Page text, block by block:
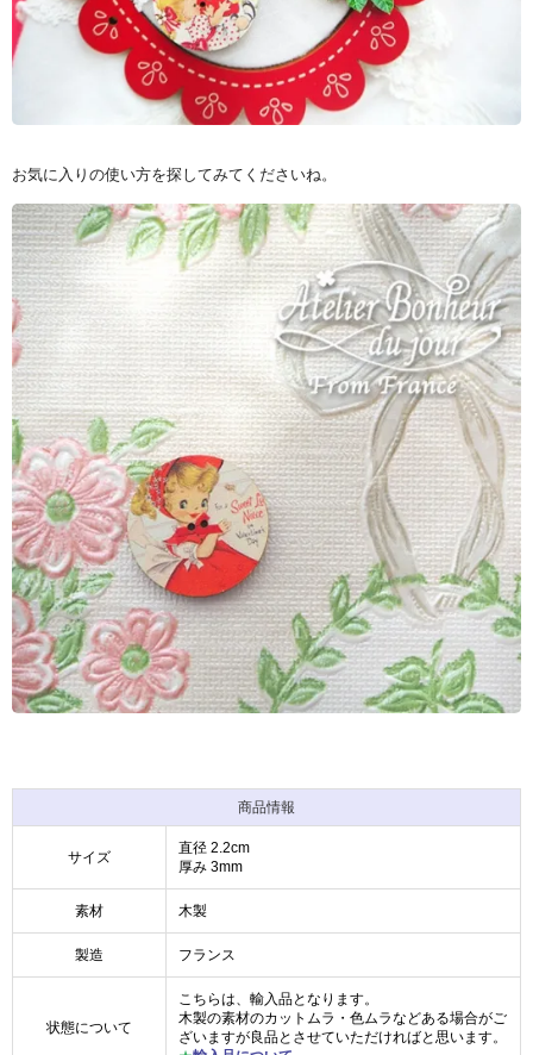
お気に入りの使い方を探してみてくださいね。
商品情報
サイズ
直径 2.2cm
厚み 3mm
素材 木製
製造 フランス
状態について
こちらは、輸入品となります。
木製の素材のカットムラ・色ムラなどある場合がご
ざいますが良品とさせていただければと思います。